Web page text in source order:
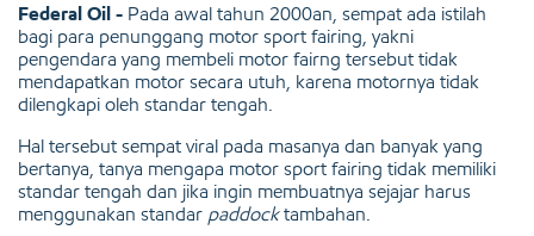
Federal Oil - Pada awal tahun 2000an, sempat ada istilah
bagi para penunggang motor sport fairing, yakni
pengendara yang membeli motor fairng tersebut tidak
mendapatkan motor secara utuh, karena motornya tidak
dilengkapi oleh standar tengah.
Hal tersebut sempat viral pada masanya dan banyak yang
bertanya, tanya mengapa motor sport fairing tidak memiliki
standar tengah dan jika ingin membuatnya sejajar harus
menggunakan standar paddocktambahan.